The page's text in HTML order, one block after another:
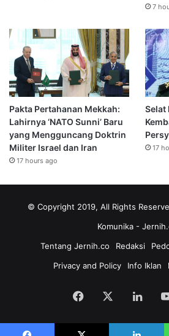
7
Pakta Pertahanan Mekkah:
Lahirnya ‘NATO Sunni’ Baru
yang Mengguncang Doktrin
Militer Israel dan Iran
17 hours ago
Selat
17
© Copyright 2019, All Rights
Komunika -
Tentang Jernih.co
Redaksi
Privacy and Policy
Info Iklan
Facebook